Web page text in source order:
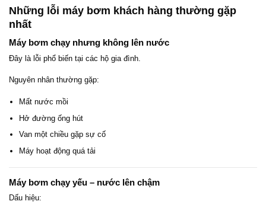
Những lỗi máy bơm khách hàng thường gặp
nhất
Máy bơm chạy nhưng không lên nước
Đây là lỗi phổ biến tại các hộ gia đình.
Nguyên nhân thường gặp:
Mất nước mồi
Hở đường ống hút
Van một chiều gặp sự cố
Máy hoạt động quá tải
Máy bơm chạy yếu – nước lên chậm
Dấu hiệu: